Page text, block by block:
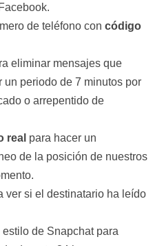
de teléfono con código
eliminar mensajes que
un periodo de 7 minutos por
o arrepentido de
real para hacer un
de la posición de nuestros
ver si el destinatario ha leído
de Snapchat para